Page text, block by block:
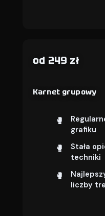
od 249 zł
Karnet grupowy
grafiku
Stała
techniki
liczby